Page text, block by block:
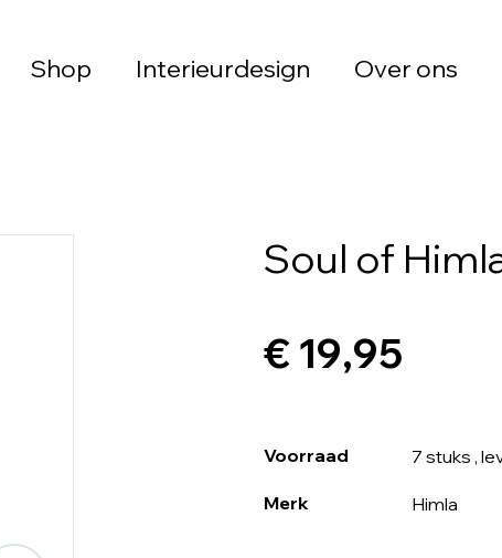
Shop Interieurdesign Over ons
Soul of
€ 19,95
Voorraad 7 stuks ,
Merk Himla